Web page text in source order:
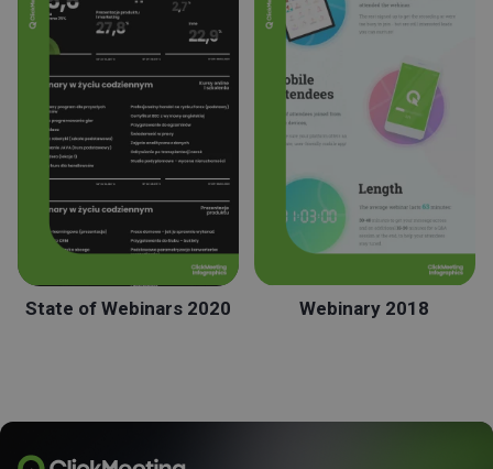
State of Webinars 2020 Webinary 2018